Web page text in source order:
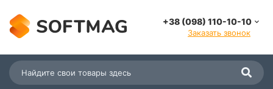
+38 (098) 110-10-10
Заказать звонок